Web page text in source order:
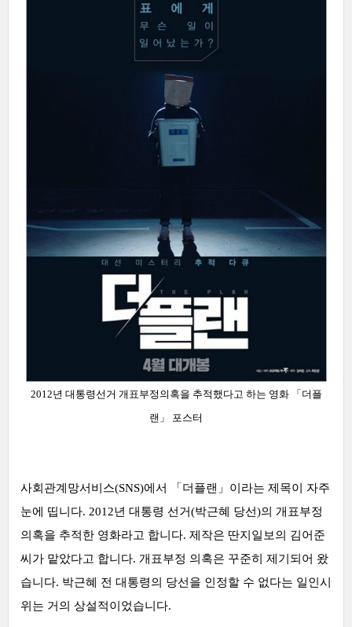
2012년 대통령선거 개표부정의혹을 추적했다고 하는 영화 「 더플
랜」 포스터
사회관계망서비스(SNS)에서 「 더플랜」이라는 제목이 자주
눈에 띱니다. 2012년 대통령 선거(박근혜 당선)의 개표부정
의혹을 추적한 영화라고 합니다. 제작은 딴지일보의 김어준
씨가 맡았다고 합니다. 개표부정 의혹은 꾸준히 제기되어 왔
습니다. 박근혜 전 대통령의 당선을 인정할 수 없다는 일인시
위는 거의 상설적이었습니다.